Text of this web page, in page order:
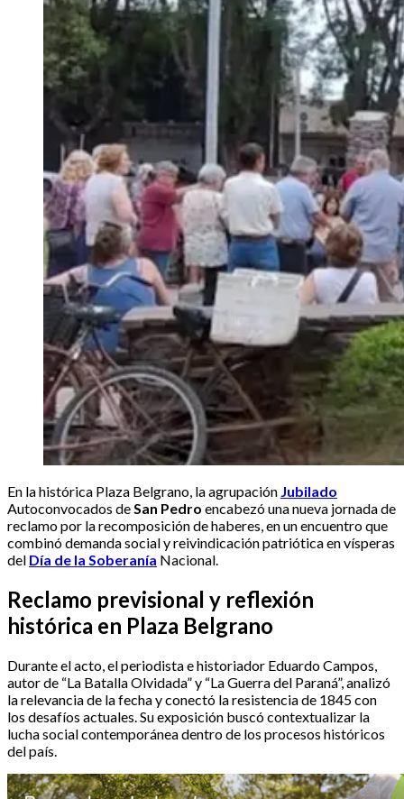
En la histórica Plaza Belgrano, la agrupación Jubilado
Autoconvocados deSan Pedro encabezó una nueva jornada de
reclamo por la recomposición de haberes, en un encuentro que
combinó demanda social y reivindicación patriótica en vísperas
del Día de la Soberanía Nacional.
Reclamo previsional y reflexión
histórica en Plaza Belgrano
Durante el acto, el periodista e historiador Eduardo Campos,
autor de “La Batalla Olvidada” y “La Guerra del Paraná”, analizó
la relevancia de la fecha y conectó la resistencia de 1845 con
los desafíos actuales. Su exposición buscó contextualizar la
lucha social contemporánea dentro de los procesos históricos
del país.